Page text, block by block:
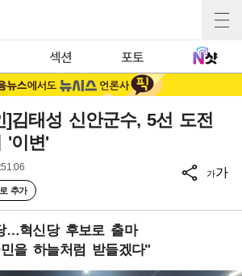
섹션 포토
]김태성 신안군수, 5선 도전
'이변'
추가
가가
…혁신당 후보로 출마
을 하늘처럼 받들겠다"